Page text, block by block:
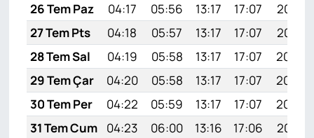
26 Tem Paz
04:17 05:56 13:17 17:07
20:27
27 Tem Pts
04:18 05:57 13:17 17:07
20:27
28 Tem Sal
04:19 05:58 13:17 17:07
20:26
29 Tem Çar
04:20 05:58 13:17 17:07
20:25
30 Tem Per
04:22 05:59 13:17 17:07
20:24
31 Tem Cum
04:23 06:00 13:16 17:06
20:23